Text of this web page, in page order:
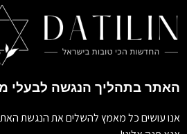
האתר בתהליך הנגשה לבעלי
אנו עושים כל מאמץ להשלים את הנגשת